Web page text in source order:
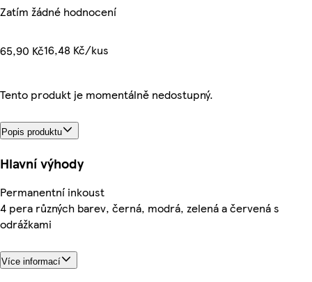
Zatím žádné hodnocení
65,90 Kč16,48 Kč/kus
Tento produkt je momentálně nedostupný.
Popis produktu
Hlavní výhody
Permanentní inkoust
4 pera různých barev, černá, modrá, zelená a červená s
odrážkami
Více informací